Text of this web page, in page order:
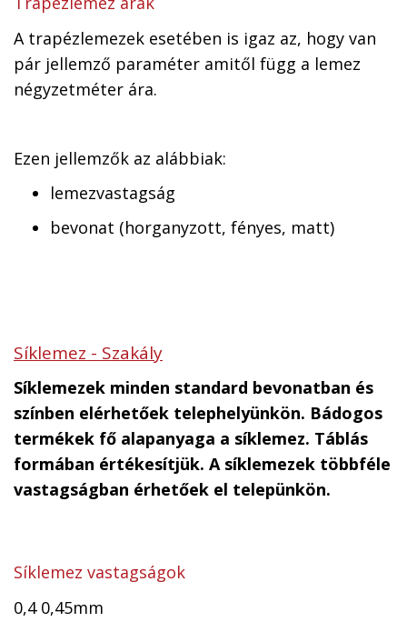
A trapézlemezek esetében is igaz az, hogy van
pár jellemző paraméter amitől függ a lemez
négyzetméter ára.
Ezen jellemzők az alábbiak:
lemezvastagság
bevonat (horganyzott, fényes, matt)
Síklemez - Szakály
Síklemezek minden standard bevonatban és
színben elérhetőek telephelyünkön. Bádogos
termékek fő alapanyaga a síklemez. Táblás
formában értékesítjük. A síklemezek többféle
vastagságban érhetőek el telepünkön.
Síklemez vastagságok
0,4 0,45mm